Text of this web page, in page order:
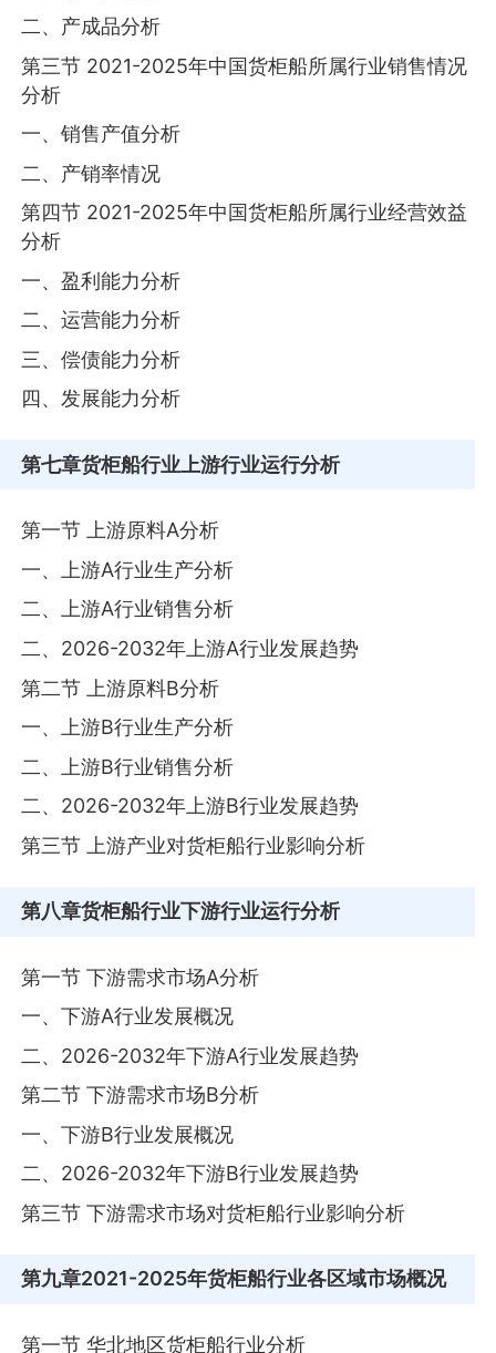
二、产成品分析
第三节 2021-2025年中国货柜船所属行业销售情况
分析
一、销售产值分析
二、产销率情况
第四节 2021-2025年中国货柜船所属行业经营效益
分析
一、盈利能力分析
二、运营能力分析
三、偿债能力分析
四、发展能力分析
第七章货柜船行业上游行业运行分析
第一节 上游原料A分析
一、上游A行业生产分析
二、上游A行业销售分析
二、2026-2032年上游A行业发展趋势
第二节 上游原料B分析
一、上游B行业生产分析
二、上游B行业销售分析
二、2026-2032年上游B行业发展趋势
第三节 上游产业对货柜船行业影响分析
第八章货柜船行业下游行业运行分析
第一节 下游需求市场A分析
一、下游A行业发展概况
二、2026-2032年下游A行业发展趋势
第二节 下游需求市场B分析
一、下游B行业发展概况
二、2026-2032年下游B行业发展趋势
第三节 下游需求市场对货柜船行业影响分析
第九章2021-2025年货柜船行业各区域市场概况
第一节 华北地区货柜船行业分析